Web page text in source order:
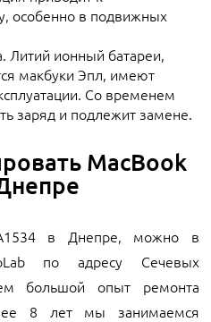
особенно в подвижных
Литий ионный батареи,
макбуки Эпл, имеют
Со временем
заряд и подлежит замене.
MacBook
в Днепре, можно в
по адресу Сечевых
большой опыт ремонта
8 лет мы занимаемся